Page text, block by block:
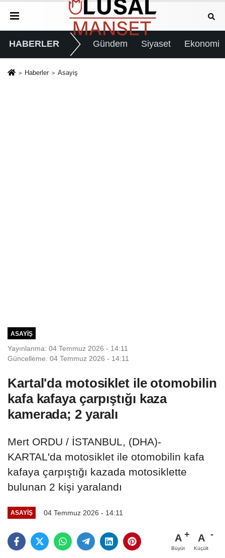
HABERLER Gündem Siyaset Ekonomi
Haberler Asayiş
ASAYIŞ
Yayınlanma: 04 Temmuz 2026 - 14:11
Güncelleme: 04 Temmuz 2026 - 14:11
Kartal'da motosiklet ile otomobilin
kafa kafaya çarpıştığı kaza
kamerada; 2 yaralı
Mert ORDU / İSTANBUL, (DHA)-
KARTAL'da motosiklet ile otomobilin kafa
kafaya çarpıştığı kazada motosiklette
bulunan 2 kişi yaralandı
ASAYIŞ 04 Temmuz 2026 - 14:11
A
Büyüt
A
Küçült